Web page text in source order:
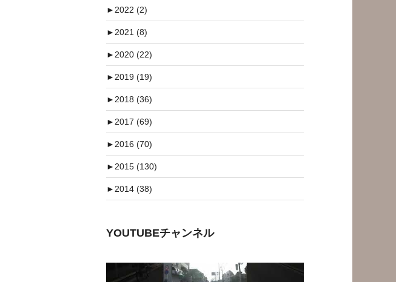
►2022 (2)
►2021 (8)
►2020 (22)
►2019 (19)
►2018 (36)
►2017 (69)
►2016 (70)
►2015 (130)
►2014 (38)
YOUTUBEチャンネル